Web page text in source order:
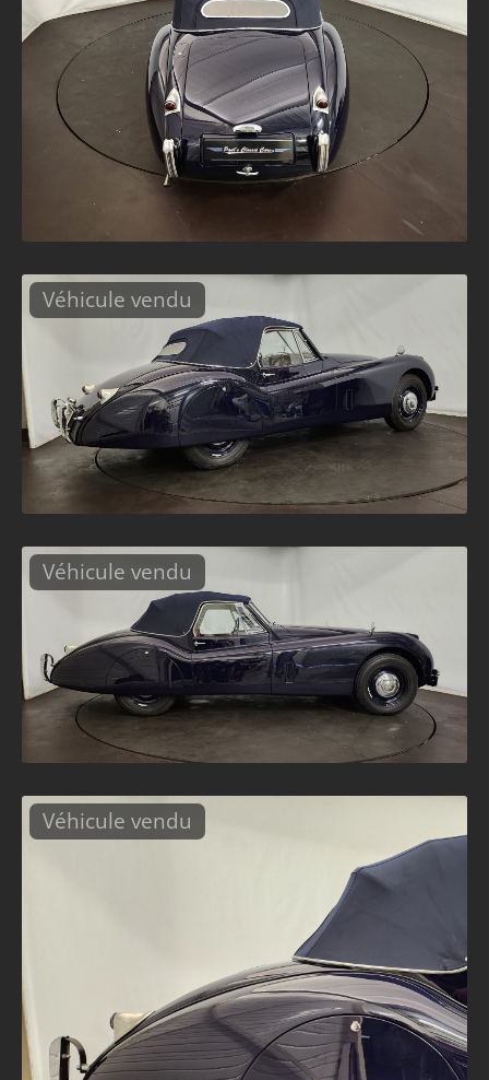
Véhicule vendu
Véhicule vendu
Véhicule vendu